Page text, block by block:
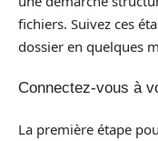
fichiers. Suivez ces
dossier en quelques
Connectez-vous à
La première étape